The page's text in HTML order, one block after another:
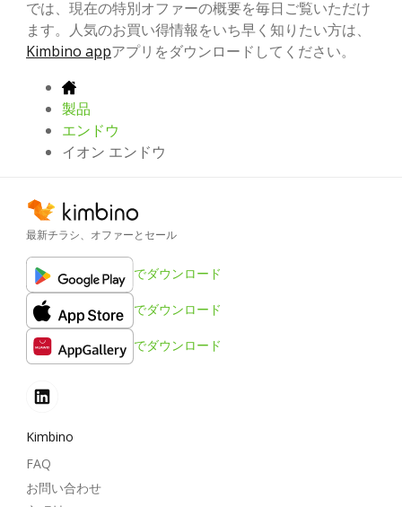
では、現在の特別オファーの概要を毎日ご覧いただけ
ます。人気のお買い得情報をいち早く知りたい方は、
Kimbino appアプリをダウンロードしてください。
製品
エンドウ
イオン エンドウ
最新チラシ、オファーとセール
でダウンロード
でダウンロード
でダウンロード
Kimbino
FAQ
お問い合わせ